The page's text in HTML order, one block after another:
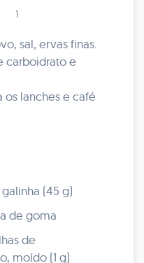
1
sal, ervas finas.
carboidrato e
os lanches e café
(45 g)
de goma
de
moído (1 g)